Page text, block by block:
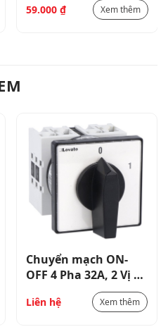
LPXC10
59.000 ₫ Xem thêm
Chuyển mạch ON-
OFF 4 Pha 32A, 2 Vị trí
0-I , Lắp mặt cánh
GX3292U
Liên hệ Xem thêm